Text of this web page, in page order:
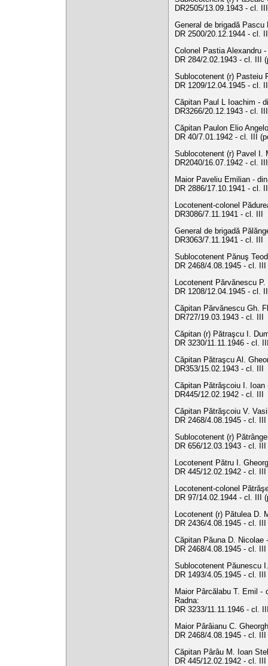
DR2505/13.09.1943 - cl. III
General de brigadă
DR 2500/20.12.1944 - cl.
Colonel Pastia Alexandru
DR 284/2.02.1943 - cl. III
Sublocotenent (r) Pasteiu
DR 1209/12.04.1945 - cl.
Căpitan Paul L Ioachim -
DR3266/20.12.1943 - cl. III
Căpitan Paulon Elio
DR 40/7.01.1942 - cl. III
Sublocotenent (r) Pavel I.
DR2040/16.07.1942 - cl. III
Maior Paveliu Emilian -
DR 2886/17.10.1941 - cl.
Locotenent-colonel
DR3086/7.11.1941 - cl. III
General de brigadă
DR3063/7.11.1941 - cl. III
Sublocotenent Pănuş
DR 2468/4.08.1945 - cl.
Locotenent Părvănescu
DR 1208/12.04.1945 - cl.
Căpitan Părvănescu Gh.
DR727/19.03.1943 - cl. III
Căpitan (r) Pătraşcu I.
DR 3230/11.11.1946 - cl.
Căpitan Pătraşcu Al.
DR353/15.02.1943 - cl. III
Căpitan Pătrăşcoiu I.
DR445/12.02.1942 - cl. III
Căpitan Pătrăşcoiu V.
DR 2468/4.08.1945 - cl.
Sublocotenent (r)
DR 656/12.03.1943 - cl. III
Locotenent Pătru I.
DR 445/12.02.1942 - cl.
Locotenent-colonel
DR 97/14.02.1944 - cl. III
Locotenent (r) Pătulea D.
DR 2436/4.08.1945 - cl.
Căpitan Păuna D. Nicolae
DR 2468/4.08.1945 - cl.
Sublocotenent Păunescu
DR 1493/4.05.1945 - cl.
Maior Pârcălabu T. Emil -
Radna:
DR 3233/11.11.1946 - cl.
Maior Pârâianu C.
DR 2468/4.08.1945 - cl.
Căpitan Pârâu M. Ioan
DR 445/12.02.1942 - cl.